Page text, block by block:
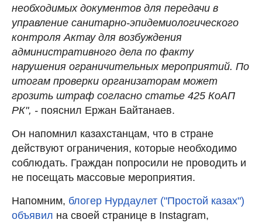
необходимых документов для передачи в
управление санитарно-эпидемиологического
контроля Актау для возбуждения
административного дела по факту
нарушения ограничительных мероприятий. По
итогам проверки организаторам может
грозить штраф согласно статье 425 КоАП
РК", - пояснил Ержан Байтанаев.
Он напомнил казахстанцам, что в стране
действуют ограничения, которые необходимо
соблюдать. Граждан попросили не проводить и
не посещать массовые мероприятия.
Напомним, блогер Нурдаулет ("Простой казах")
объявил на своей странице в Instagram,